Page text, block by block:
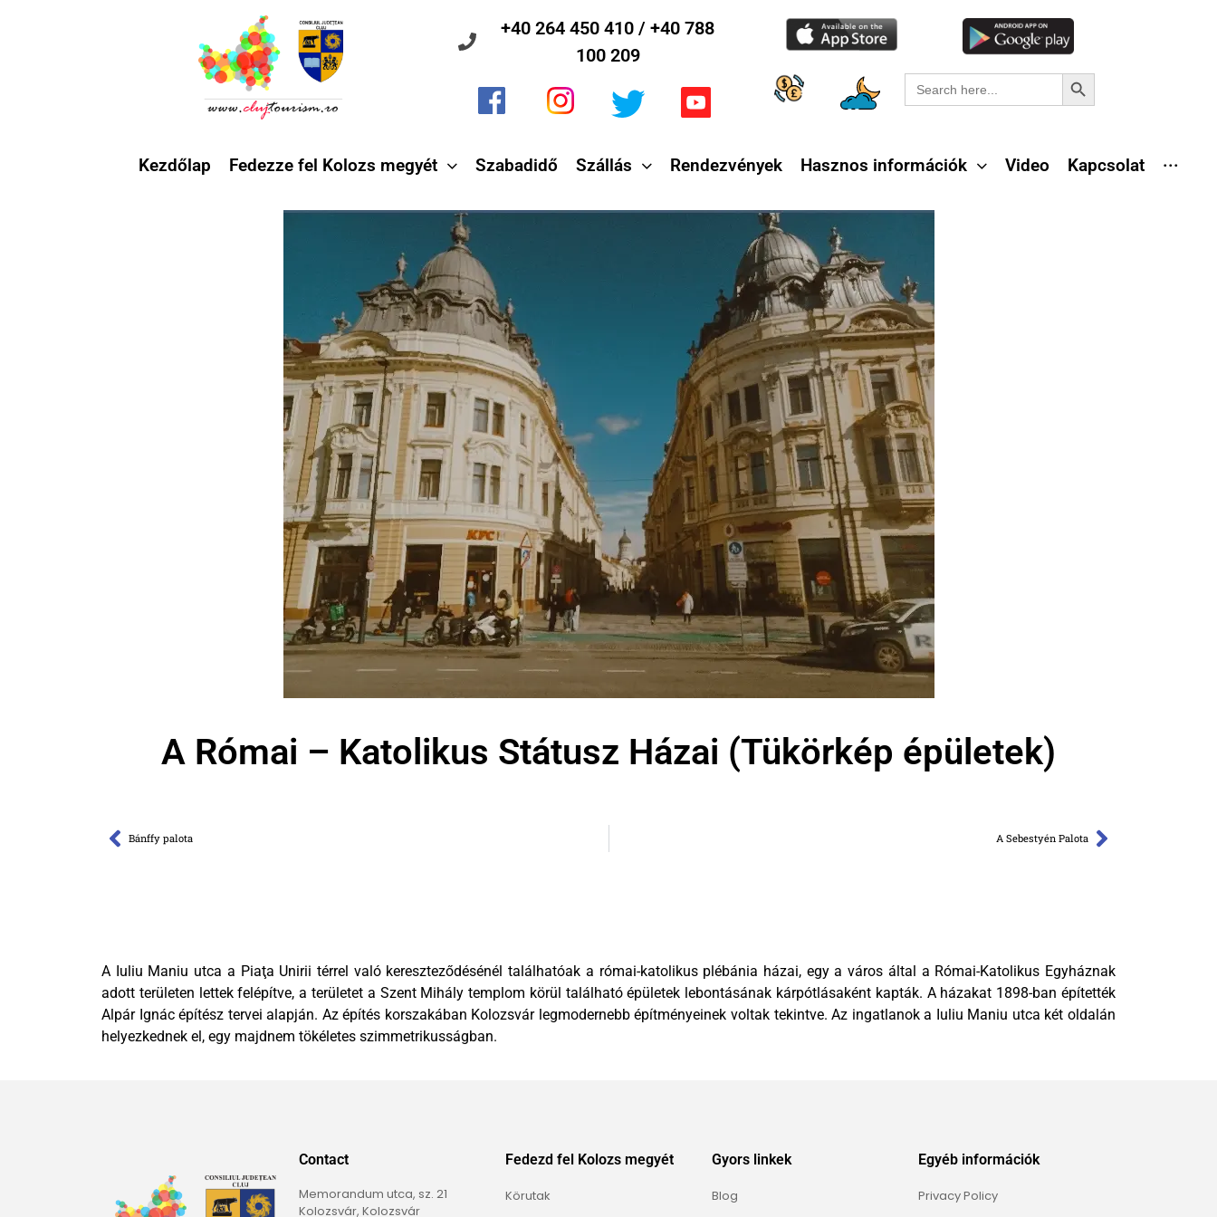
+40 264 450 410 / +40 788
100 209
Search
for:
Search Button
Kezdőlap Fedezze fel Kolozs megyét Szabadidő Szállás Rendezvények Hasznos információk Video Kapcsolat ···
A Római – Katolikus Státusz Házai (Tükörkép épületek)
Bánffy palota A Sebestyén Palota
A Iuliu Maniu utca a Piaţa Unirii térrel való kereszteződésénél találhatóak a római-katolikus plébánia házai, egy a város által a Római-Katolikus Egyháznak
adott területen lettek felépítve, a területet a Szent Mihály templom körül található épületek lebontásának kárpótlásaként kapták. A házakat 1898-ban építették
Alpár Ignác építész tervei alapján. Az építés korszakában Kolozsvár legmodernebb építményeinek voltak tekintve. Az ingatlanok a Iuliu Maniu utca két oldalán
helyezkednek el, egy majdnem tökéletes szimmetrikusságban.
Contact
Memorandum utca, sz. 21
Kolozsvár, Kolozsvár
Fedezd fel Kolozs megyét
Körutak
Gyors linkek
Blog
Egyéb információk
Privacy Policy